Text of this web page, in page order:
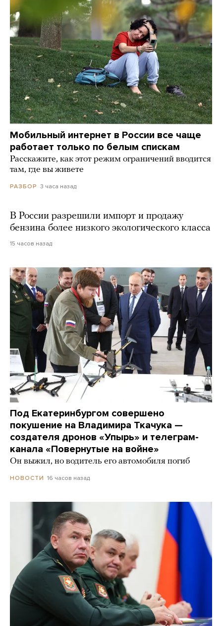
Мобильный интернет в России все чаще
работает только по белым спискам
Расскажите, как этот режим ограничений вводится
там, где вы живете
РАЗБОР 3 часа назад
В России разрешили импорт и продажу
бензина более низкого экологического класса
15 часов назад
Под Екатеринбургом совершено
покушение на Владимира Ткачука —
создателя дронов «Упырь» и телеграм-
канала «Повернутые на войне»
Он выжил, но водитель его автомобиля погиб
НОВОСТИ 16 часов назад